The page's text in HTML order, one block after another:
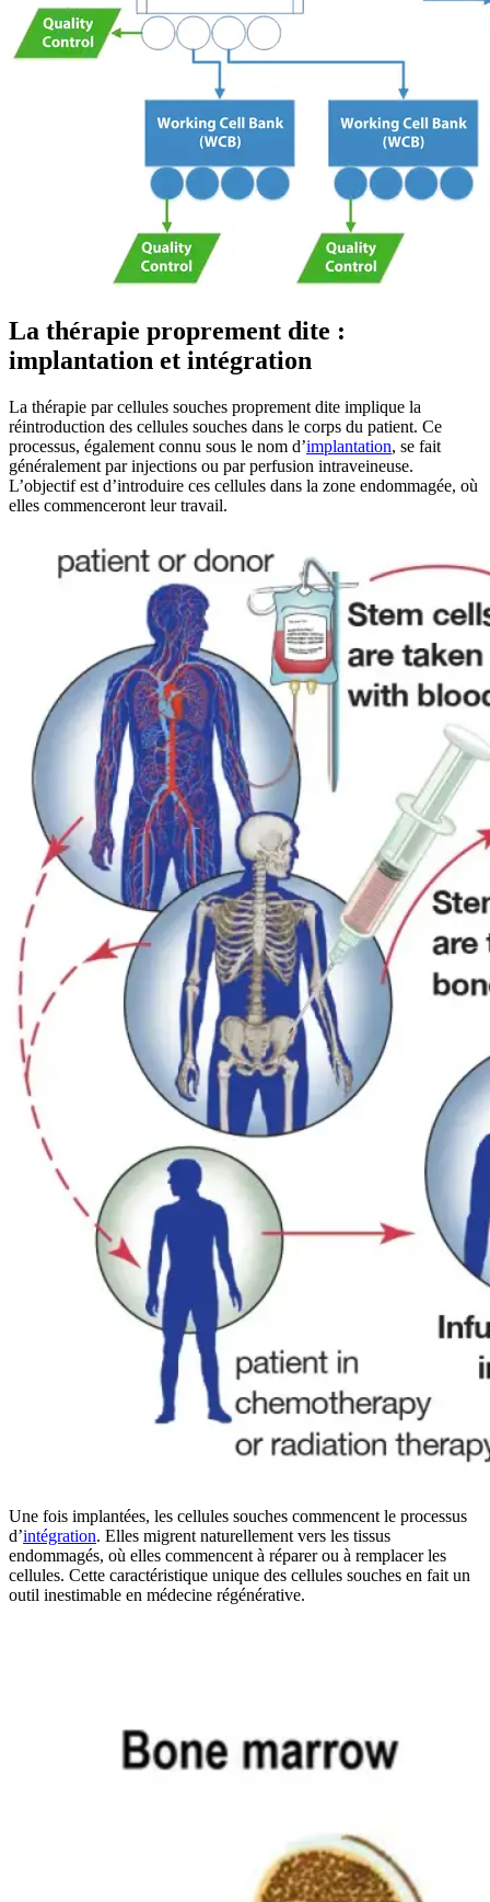
La thérapie proprement dite :
implantation et intégration
La thérapie par cellules souches proprement dite implique la
réintroduction des cellules souches dans le corps du patient. Ce
processus, également connu sous le nom d’implantation, se fait
généralement par injections ou par perfusion intraveineuse.
L’objectif est d’introduire ces cellules dans la zone endommagée, où
elles commenceront leur travail.
Une fois implantées, les cellules souches commencent le processus
d’intégration. Elles migrent naturellement vers les tissus
endommagés, où elles commencent à réparer ou à remplacer les
cellules. Cette caractéristique unique des cellules souches en fait un
outil inestimable en médecine régénérative.